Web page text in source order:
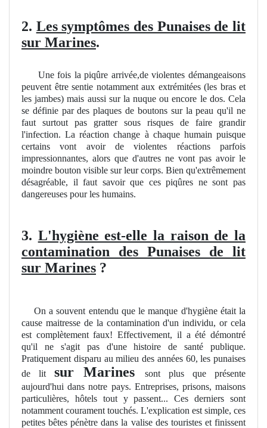
2. Les symptômes des Punaises de lit
sur Marines.
Une fois la piqûre arrivée,de violentes démangeaisons
peuvent être sentie notamment aux extrémitées (les bras et
les jambes) mais aussi sur la nuque ou encore le dos. Cela
se définie par des plaques de boutons sur la peau qu'il ne
faut surtout pas gratter sous risques de faire grandir
l'infection. La réaction change à chaque humain puisque
certains vont avoir de violentes réactions parfois
impressionnantes, alors que d'autres ne vont pas avoir le
moindre bouton visible sur leur corps. Bien qu'extrêmement
désagréable, il faut savoir que ces piqûres ne sont pas
dangereuses pour les humains.
3. L'hygiène est-elle la raison de la
contamination des Punaises de lit
sur Marines ?
On a souvent entendu que le manque d'hygiène était la
cause maitresse de la contamination d'un individu, or cela
est complètement faux! Effectivement, il a été démontré
qu'il ne s'agit pas d'une histoire de santé publique.
Pratiquement disparu au milieu des années 60, les punaises
de litsur Marines
sont plus que présente
aujourd'hui dans notre pays. Entreprises, prisons, maisons
particulières, hôtels tout y passent... Ces derniers sont
notamment courament touchés. L'explication est simple, ces
petites bêtes pénètre dans la valise des touristes et finissent